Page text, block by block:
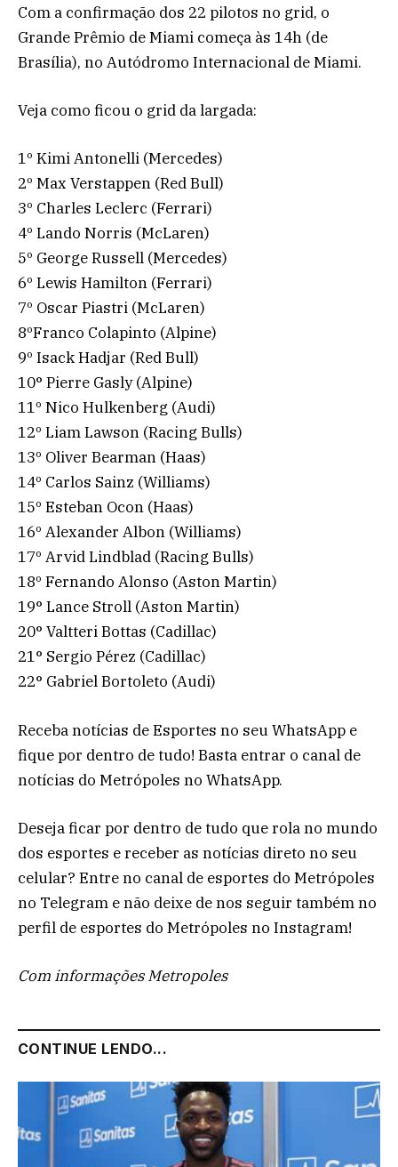
Com a confirmação dos 22 pilotos no grid, o
Grande Prêmio de Miami começa às 14h (de
Brasília), no Autódromo Internacional de Miami.
Veja como ficou o grid da largada:
1º Kimi Antonelli (Mercedes)
2º Max Verstappen (Red Bull)
3º Charles Leclerc (Ferrari)
4º Lando Norris (McLaren)
5º George Russell (Mercedes)
6º Lewis Hamilton (Ferrari)
7º Oscar Piastri (McLaren)
8ºFranco Colapinto (Alpine)
9º Isack Hadjar (Red Bull)
10° Pierre Gasly (Alpine)
11º Nico Hulkenberg (Audi)
12º Liam Lawson (Racing Bulls)
13º Oliver Bearman (Haas)
14º Carlos Sainz (Williams)
15º Esteban Ocon (Haas)
16º Alexander Albon (Williams)
17º Arvid Lindblad (Racing Bulls)
18º Fernando Alonso (Aston Martin)
19° Lance Stroll (Aston Martin)
20° Valtteri Bottas (Cadillac)
21° Sergio Pérez (Cadillac)
22° Gabriel Bortoleto (Audi)
Receba notícias de Esportes no seu WhatsApp e
fique por dentro de tudo! Basta entrar o canal de
notícias do Metrópoles no WhatsApp.
Deseja ficar por dentro de tudo que rola no mundo
dos esportes e receber as notícias direto no seu
celular? Entre no canal de esportes do Metrópoles
no Telegram e não deixe de nos seguir também no
perfil de esportes do Metrópoles no Instagram!
Com informações Metropoles
CONTINUE LENDO...